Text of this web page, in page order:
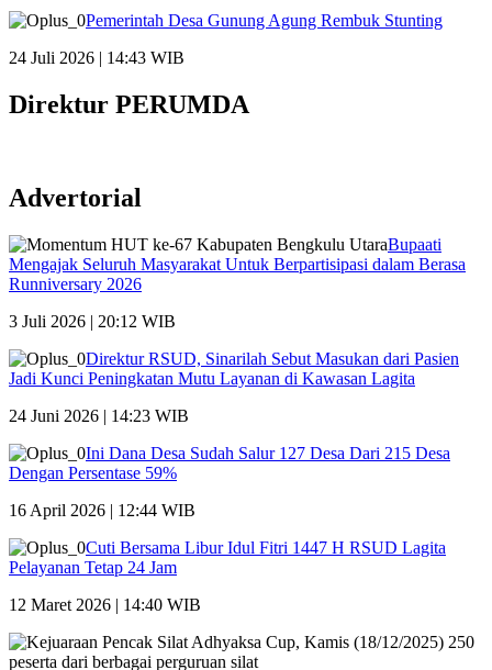
Pemerintah Desa Gunung Agung Rembuk Stunting
24 Juli 2026 | 14:43 WIB
Direktur PERUMDA
Advertorial
Bupaati
Mengajak Seluruh Masyarakat Untuk Berpartisipasi dalam Berasa
Runniversary 2026
3 Juli 2026 | 20:12 WIB
Direktur RSUD, Sinarilah Sebut Masukan dari Pasien
Jadi Kunci Peningkatan Mutu Layanan di Kawasan Lagita
24 Juni 2026 | 14:23 WIB
Ini Dana Desa Sudah Salur 127 Desa Dari 215 Desa
Dengan Persentase 59%
16 April 2026 | 12:44 WIB
Cuti Bersama Libur Idul Fitri 1447 H RSUD Lagita
Pelayanan Tetap 24 Jam
12 Maret 2026 | 14:40 WIB